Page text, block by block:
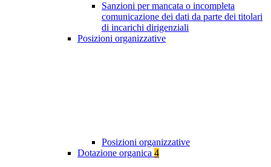
Sanzioni per mancata o incompleta
comunicazione dei dati da parte dei titolari
di incarichi dirigenziali
Posizioni organizzative
Posizioni organizzative
Dotazione organica 4